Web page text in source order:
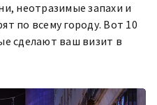
неотразимые запахи и
по всему городу. Вот 10
сделают ваш визит в